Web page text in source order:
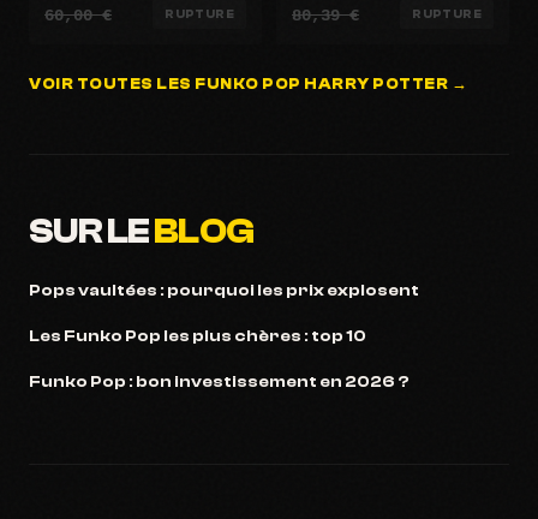
60,00 € RUPTURE 80,39 € RUPTURE
VOIR TOUTES LES FUNKO POP HARRY POTTER →
SUR LEBLOG
Pops vaultées : pourquoi les prix explosent
Les Funko Pop les plus chères : top 10
Funko Pop : bon investissement en 2026 ?